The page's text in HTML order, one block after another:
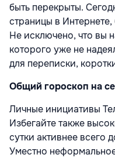
быть перекрыты.
страницы в Интернете,
Не исключено, что вы
которого уже не
для переписки,
Общий гороскоп на
Личные инициативы
Избегайте также
сутки активнее всего
Уместно